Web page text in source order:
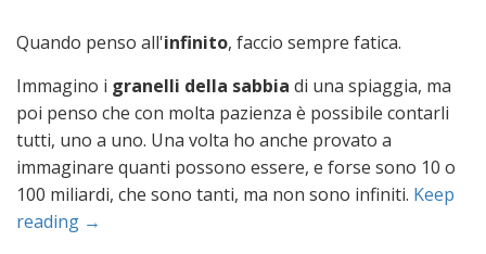
Quando penso all'infinito, faccio sempre fatica.
Immagino i granelli della sabbia di una spiaggia, ma
poi penso che con molta pazienza è possibile contarli
tutti, uno a uno. Una volta ho anche provato a
immaginare quanti possono essere, e forse sono 10 o
100 miliardi, che sono tanti, ma non sono infiniti. Keep
reading →